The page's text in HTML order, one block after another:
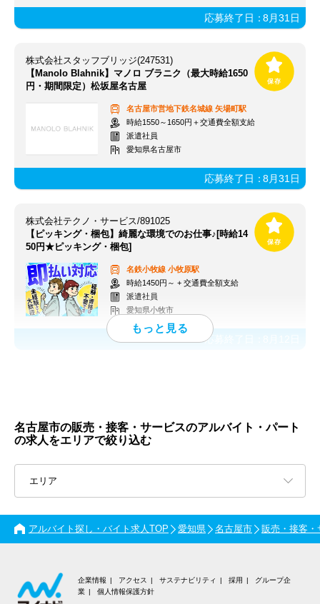
応募終了日：8月31日
株式会社スタッフブリッジ(247531)
【Manolo Blahnik】マノロ ブラニク（最大時給1650
円・期間限定）松坂屋名古屋
名古屋市営地下鉄名城線 矢場町駅
時給1550～1650円＋交通費全額支給
派遣社員
愛知県名古屋市
応募終了日：8月31日
株式会社テクノ・サービス/891025
【ピッキング・梱包】綺麗な環境でのお仕事♪[時給14
50円★ピッキング・梱包]
名鉄小牧線 小牧原駅
時給1450円～ + 交通費全額支給
派遣社員
愛知県小牧市
応募終了日：
名古屋市の販売・接客・サービスのアルバイト・パート
の求人をエリアで絞り込む
エリア
アルバイト探し・バイト求人TOP 愛知県 名古屋市 販売・接客・
企業情報 アクセス サステナビリティ 採用
グループ企
業
個人情報保護方針